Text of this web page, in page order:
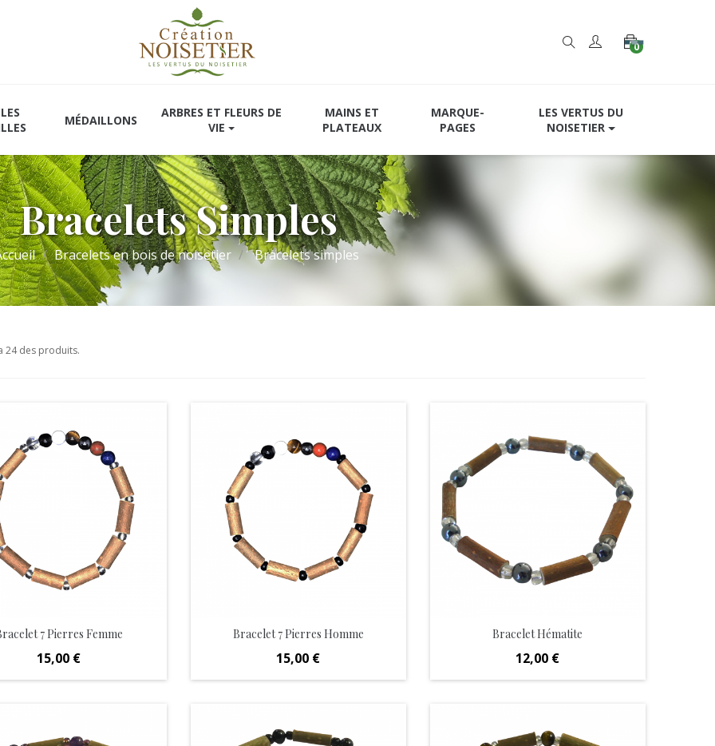
0
MÉDAILLONS
ARBRES ET FLEURS DE
VIE
MAINS ET
PLATEAUX
MARQUE-
PAGES
LES VERTUS DU
NOISETIER
Bracelets Simples
Bracelets en bois de noisetier Bracelets simples
24 des produits.
7 Pierres Femme
Prix
15,00 €
Bracelet 7 Pierres Homme
Prix
15,00 €
Bracelet Hématite
Prix
12,00 €